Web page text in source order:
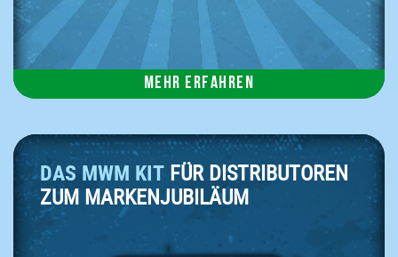
Mehr erfahren
DAS MWM KIT FÜR DISTRIBUTOREN
ZUM MARKENJUBILÄUM